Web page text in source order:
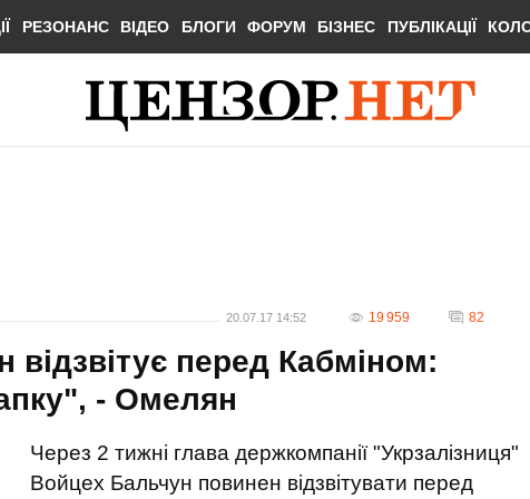
РЕЗОНАНС ВІДЕО БЛОГИ ФОРУМ БІЗНЕС ПУБЛІКАЦІЇ
20.07.17 14:52 19 959 82
відзвітує перед Кабміном:
- Омелян
Через 2 тижні глава держкомпанії "Укрзалізниця"
Войцех Бальчун повинен відзвітувати перед